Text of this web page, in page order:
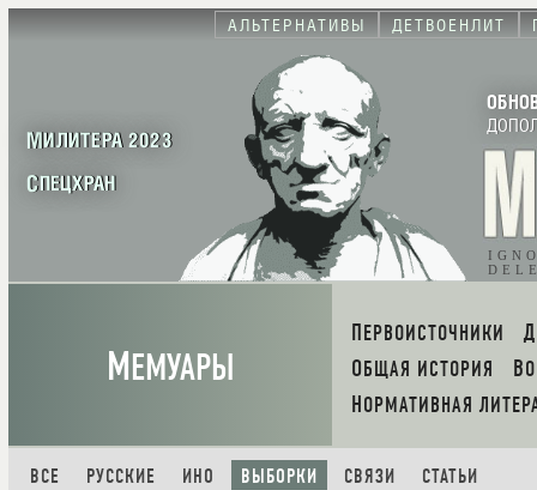
АЛЬТЕРНАТИВЫ ДЕТВОЕНЛИТ
МИЛИТЕРА 2023
СПЕЦХРАН
МЕМУАРЫ
ПЕРВОИСТОЧНИКИ
ОБЩАЯ ИСТОРИЯ
НОРМАТИВНАЯ
ВСЕ РУССКИЕ ИНО ВЫБОРКИ СВЯЗИ СТАТЬИ